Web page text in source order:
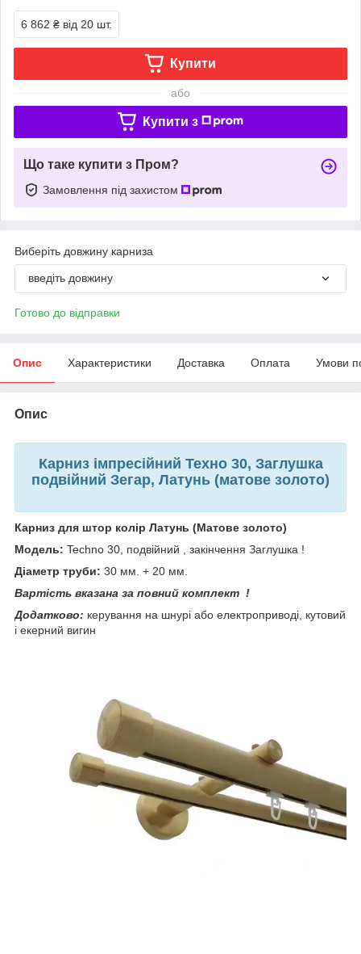
6 862 ₴ від 20 шт.
Купити
або
Купити з
Що таке купити з Пром?
Замовлення під захистом
Виберіть довжину карниза
введіть довжину
Готово до відправки
Опис Характеристики Доставка Оплата Умови
Опис
Карниз імпресійний Техно 30, Заглушка
подвійний Зегар, Латунь (матове золото)
Карниз для штор колір Латунь (Матове золото)
Модель: Techno 30, подвійний , закінчення Заглушка !
Діаметр труби: 30 мм. + 20 мм.
Вартість вказана за повний комплект !
Додатково: керування на шнурі або електроприводі, кутовий
і екерний вигин